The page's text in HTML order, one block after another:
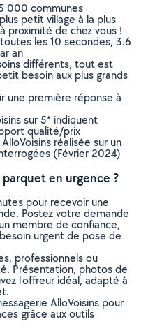
000 communes
petit village à la plus
proximité de chez vous !
les 10 secondes, 3.6
an
différents, tout est
besoin aux plus grands
une première réponse à
sur 5* indiquent
qualité/prix
réalisée sur un
(Février 2024)
en urgence ?
pour recevoir une
Postez votre demande
membre de confiance,
urgent de pose de
professionnels ou
Présentation, photos de
l'offreur idéal, adapté à
AlloVoisins pour
grâce aux outils